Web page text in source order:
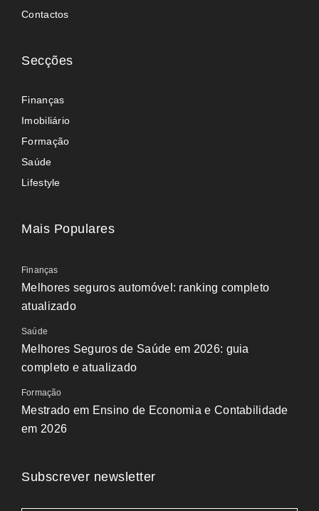
Contactos
Secções
Finanças
Imobiliário
Formação
Saúde
Lifestyle
Mais Populares
Finanças
Melhores seguros automóvel: ranking completo
atualizado
Saúde
Melhores Seguros de Saúde em 2026: guia
completo e atualizado
Formação
Mestrado em Ensino de Economia e Contabilidade
em 2026
Subscrever newsletter